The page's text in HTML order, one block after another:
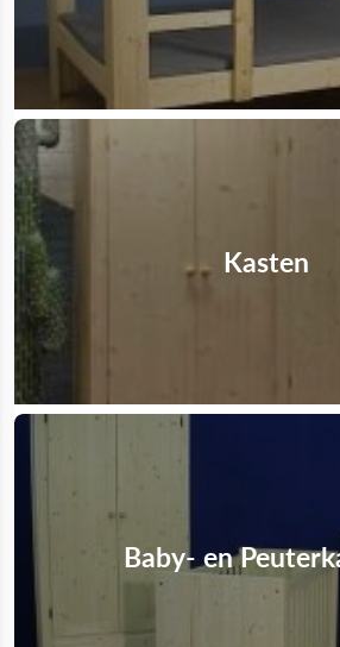
Kasten
Baby- en